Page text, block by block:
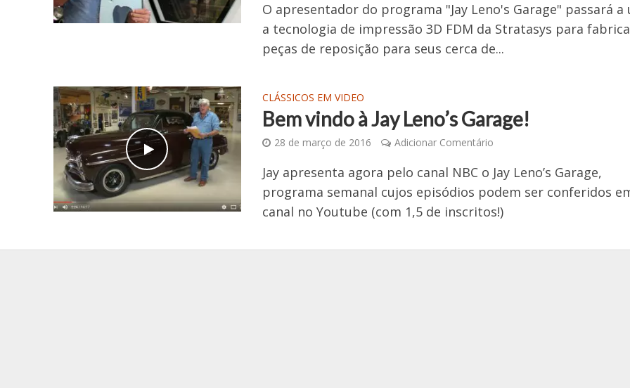
O apresentador do programa "Jay Leno's Garage" passará a
a tecnologia de impressão 3D FDM da Stratasys para
peças de reposição para seus cerca de...
CLÁSSICOS EM VIDEO
Bem vindo à Jay Leno’s Garage!
28 de março de 2016 Adicionar Comentário
Jay apresenta agora pelo canal NBC o Jay Leno’s Garage,
programa semanal cujos episódios podem ser conferidos
canal no Youtube (com 1,5 de inscritos!)